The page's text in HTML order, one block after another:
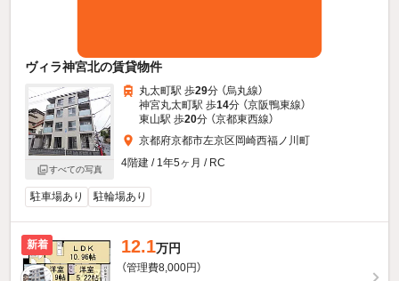
ヴィラ神宮北の賃貸物件
すべての写真
丸太町駅 歩29分 （烏丸線）
神宮丸太町駅 歩14分 （京阪鴨東線）
東山駅 歩20分 （京都東西線）
京都府京都市左京区岡崎西福ノ川町
4階建 / 1年5ヶ月 / RC
駐車場あり 駐輪場あり
新着 12.1万円
（管理費8,000円）